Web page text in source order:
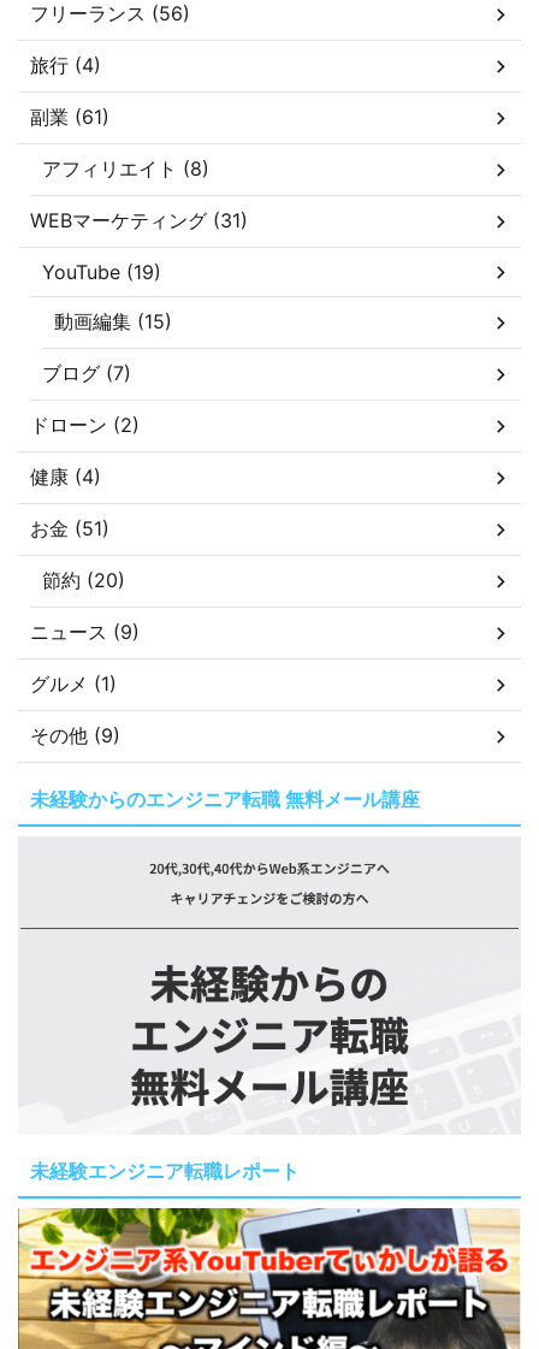
フリーランス (56)
旅行 (4)
副業 (61)
アフィリエイト (8)
WEBマーケティング (31)
YouTube (19)
動画編集 (15)
ブログ (7)
ドローン (2)
健康 (4)
お金 (51)
節約 (20)
ニュース (9)
グルメ (1)
その他 (9)
未経験からのエンジニア転職 無料メール講座
未経験エンジニア転職レポート